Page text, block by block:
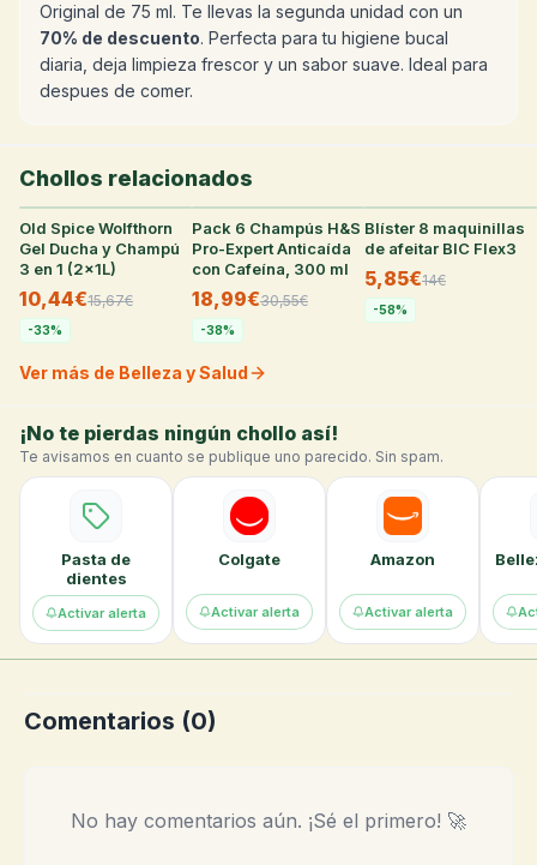
Original de 75 ml. Te llevas la segunda unidad con un
70% de descuento. Perfecta para tu higiene bucal
diaria, deja limpieza frescor y un sabor suave. Ideal para
despues de comer.
Chollos relacionados
33°
Old Spice Wolfthorn
Gel Ducha y Champú
3 en 1 (2x1L)
10,44€15,67€
-33%
26°
Pack 6 Champús H&S
Pro-Expert Anticaída
con Cafeína, 300 ml
18,99€30,55€
-38%
7°
Blíster 8 maquinillas
de afeitar BIC Flex3
5,85€14€
-58%
Ver más de Belleza y Salud
¡No te pierdas ningún chollo así!
Te avisamos en cuanto se publique uno parecido. Sin spam.
Pasta de
dientes
Activar alerta
Colgate
Activar alerta
Amazon
Activar alerta
Comentarios (0)
No hay comentarios aún. ¡Sé el primero! 🚀